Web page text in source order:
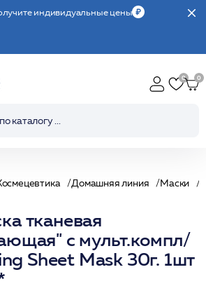
индивидуальные цены
Домашняя линия Маски
тканевая
с мульт.компл/
Sheet Mask 30г. 1шт